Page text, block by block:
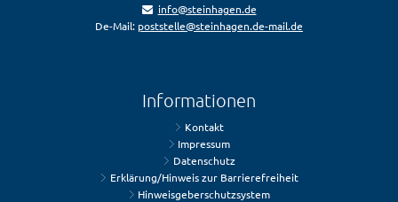
info@steinhagen.de
De-Mail: poststelle@steinhagen.de-mail.de
Informationen
Kontakt
Impressum
Datenschutz
Erklärung/Hinweis zur Barrierefreiheit
Hinweisgeberschutzsystem